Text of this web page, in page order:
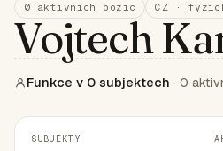
0 aktivních pozic CZ ·
Vojtech
Funkce v 0 subjektech · 0
SUBJEKTY